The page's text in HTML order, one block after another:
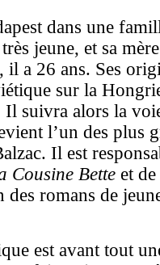
dans une
jeune, et sa
a 26 ans. Ses
sur la
suivra alors la
l’un des plus
Il est
Cousine Bette et de
romans de
est avant tout